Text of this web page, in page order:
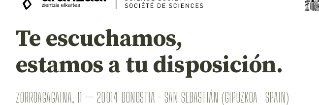
Te escuchamos,
estamos a tu disposición.
ZORROAGAGAINA, 11 — 20014 DONOSTIA - SAN SEBASTIÁN (GIPUZKOA · SPAIN)